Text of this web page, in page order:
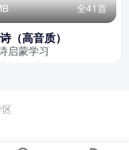
全41首
（高音质）
启蒙学习
区